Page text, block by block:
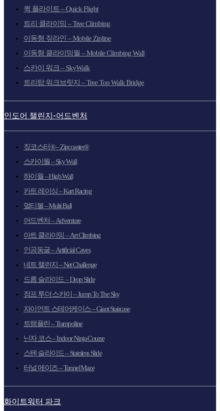
퀵 플라이트 – Quick Flight
트리 클라이밍 – Tree Climbing
이동형 짚라인 – Mobile Zipline
이동형 클라이밍월 – Mobile Climbing Wall
스카이 워크 – SkyWalk
트리탑 워크브릿지 – Tree Top Walk Bridge
인도어 챌린지-어드벤처
짚코스터® – Zipcoaster®
스카이월 – Sky Wall
하이월 – High Wall
카트 레이싱 – Kart Racing
멀티볼 – Multi Ball
어드벤처 – Adventure
아트 클라이밍 – Art Climbing
인공동굴 – Artificial Caves
네트 챌린지 – Net Challenge
드롭 슬라이드 – Drop Slide
점프 투더 스카이 – Jump To The Sky
자이언트 스테어케이스 – Giant Staircase
트램플린 – Trampoline
닌자 코스 – Indoor Ninja Course
스텐 슬라이드 – Stainless Slide
터널 메이즈 – Tunnel Maze
화이트워터 파크